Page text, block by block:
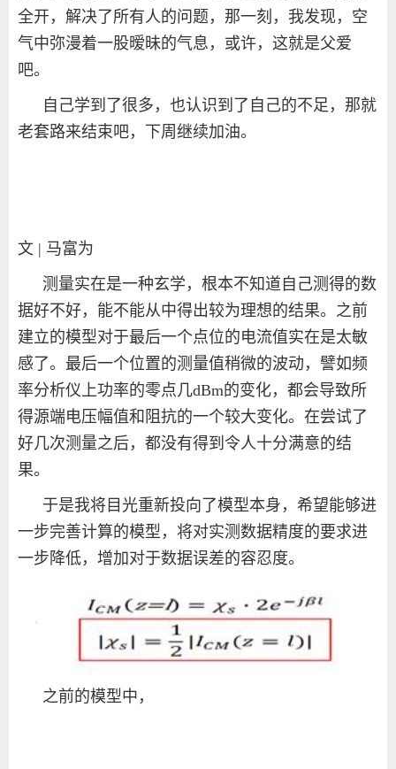
全开，解决了所有人的问题，那一刻，我发现，空
气中弥漫着一股暧昧的气息，或许，这就是父爱
吧。
自己学到了很多，也认识到了自己的不足，那就
老套路来结束吧，下周继续加油。
文 | 马富为
测量实在是一种玄学，根本不知道自己测得的数
据好不好，能不能从中得出较为理想的结果。之前
建立的模型对于最后一个点位的电流值实在是太敏
感了。最后一个位置的测量值稍微的波动，譬如频
率分析仪上功率的零点几dBm的变化，都会导致所
得源端电压幅值和阻抗的一个较大变化。在尝试了
好几次测量之后，都没有得到令人十分满意的结
果。
于是我将目光重新投向了模型本身，希望能够进
一步完善计算的模型，将对实测数据精度的要求进
一步降低，增加对于数据误差的容忍度。
之前的模型中，